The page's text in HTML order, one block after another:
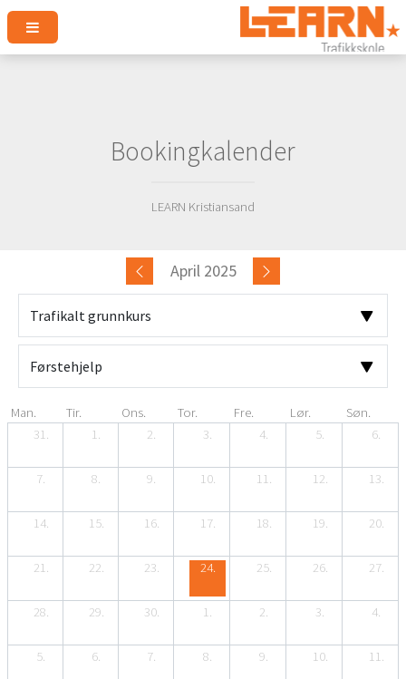
Bookingkalender
LEARN Kristiansand
April 2025
Man. Tir. Ons. Tor. Fre. Lør.
Søn.
31.
1. 2. 3. 4. 5. 6.
7. 8. 9. 10. 11. 12. 13.
14. 15. 16. 17. 18. 19. 20.
21. 22. 23. 24. 25. 26. 27.
28. 29. 30. 1. 2. 3. 4.
5. 6. 7. 8. 9. 10. 11.